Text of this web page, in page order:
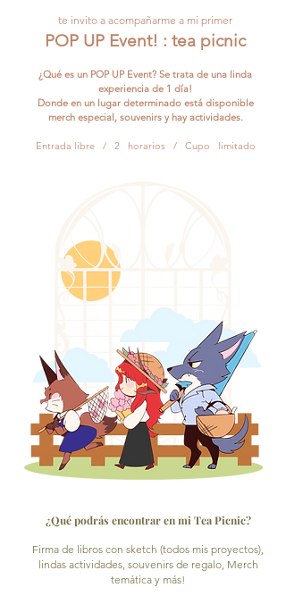
te invito a acompañarme a mi primer
POP UP Event! : tea picnic
¿Qué es un POP UP Event? Se trata de una linda
experiencia de 1 día!
Donde en un lugar determinado está disponible
merch especial, souvenirs y hayactividades.
Entrada libre / 2 horarios / Cupo limitado
¿Qué podrás encontrar en mi Tea Picnic?
Firma de libros con sketch (todos mis proyectos),
lindas actividades, souvenirs de regalo, Merch
temática y más!